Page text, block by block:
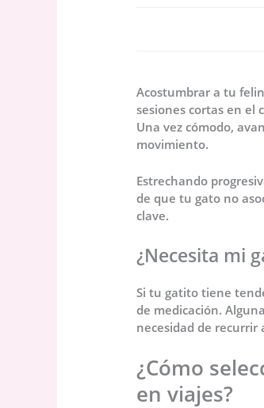
Acostumbrar a tu
sesiones cortas en el
Una vez cómodo,
movimiento.
Estrechando
de que tu gato no
clave.
¿Necesita mi
Si tu gatito tiene
de medicación.
necesidad de recurrir
¿Cómo
en viajes?